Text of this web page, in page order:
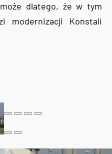
dlatego, że w tym
modernizacji Konstali